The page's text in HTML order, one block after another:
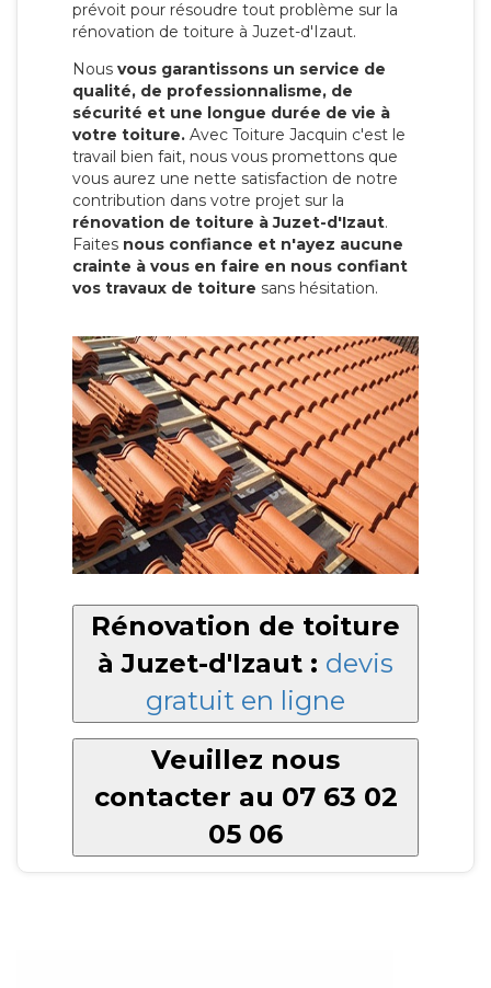
prévoit pour résoudre tout problème sur la
rénovation de toiture à Juzet-d'Izaut.
Nous vous garantissons un service de
qualité, de professionnalisme, de
sécurité et une longue durée de vie à
votre toiture. Avec Toiture Jacquin c'est le
travail bien fait, nous vous promettons que
vous aurez une nette satisfaction de notre
contribution dans votre projet sur la
rénovation de toiture à Juzet-d'Izaut.
Faites nous confiance et n'ayez aucune
crainte à vous en faire en nous confiant
vos travaux de toiture sans hésitation.
Rénovation de toiture
à Juzet-d'Izaut : devis
gratuit en ligne
Veuillez nous
contacter au 07 63 02
05 06